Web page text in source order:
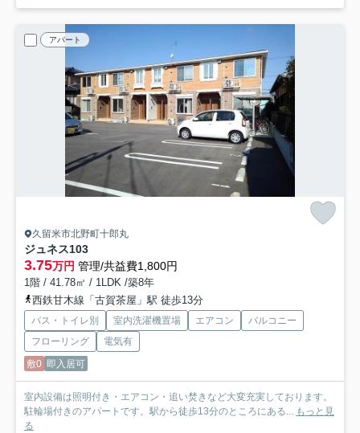
アパート
久留米市北野町十郎丸
ジュネス103
3.75万円 管理/共益費1,800円
1階 / 41.78㎡ / 1LDK /築8年
西鉄甘木線「古賀茶屋」駅 徒歩13分
バス・トイレ別 室内洗濯機置場 エアコン
バルコニー
フローリング
電気有
敷0 即入居可
室内設備は照明付き・エアコン・追い焚きなど大変充実しております。
駐輪場付きのアパートです。駅から徒歩13分のところにある... もっと見
る